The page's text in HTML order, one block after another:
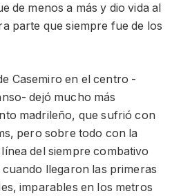
de menos a más y dio vida al
parte que siempre fue de los
Casemiro en el centro -
dejó mucho más
madrileño, que sufrió con
pero sobre todo con la
del siempre combativo
llegaron las primeras
imparables en los metros